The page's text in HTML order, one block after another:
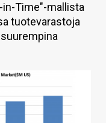
Time"-mallista
tuotevarastoja